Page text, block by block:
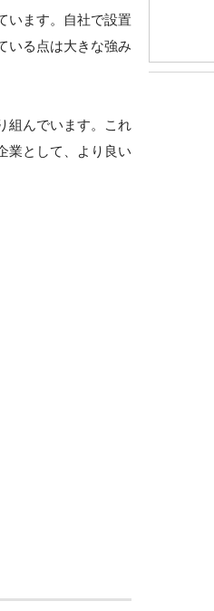
います。自社で設置
いる点は大きな強み
組んでいます。これ
業として、より良い